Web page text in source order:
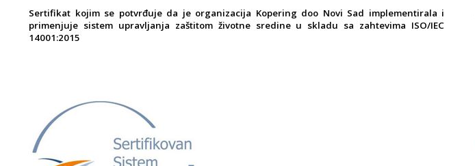
Sertifikat kojim se potvrđuje da je organizacija Kopering doo Novi Sad implementirala i
primenjuje sistem upravljanja zaštitom životne sredine u skladu sa zahtevima ISO/IEC
14001:2015